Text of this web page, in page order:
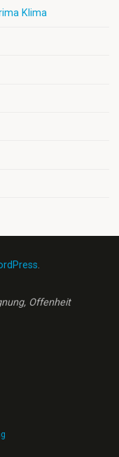
Klima
.
Offenheit